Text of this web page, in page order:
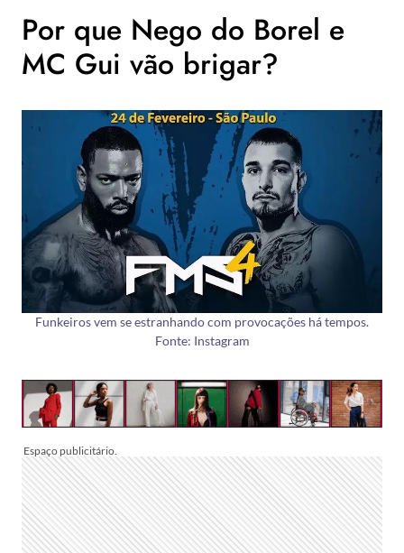
Por que Nego do Borel e
MC Gui vão brigar?
Funkeiros vem se estranhando com provocações há tempos.
Fonte: Instagram